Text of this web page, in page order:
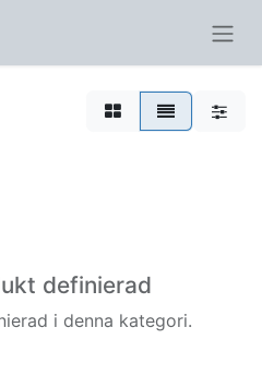
definierad
i denna kategori.